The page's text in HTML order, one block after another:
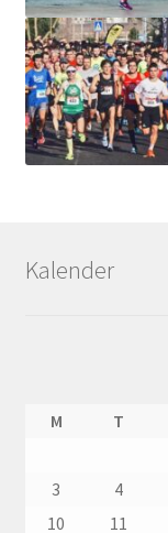
Kalender
M T
3
4
10
11